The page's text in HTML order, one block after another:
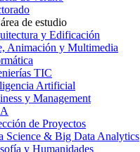
de estudio
y Edificación
Animación y Multimedia
TIC
Artificial
y Management
de Proyectos
Science & Big Data Analytics
y Humanidades